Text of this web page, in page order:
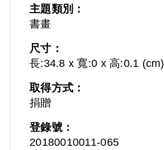
主題類別：
書畫
尺寸：
長:34.8 x 寬:0 x 高:0.1 (cm)
取得方式：
捐贈
登錄號：
20180010011-065